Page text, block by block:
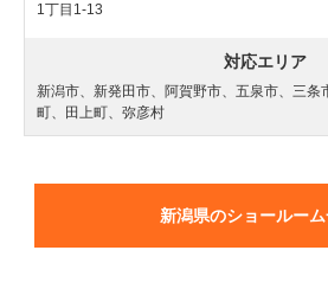
1丁目1-13
対応エリア
新潟市、新発田市、阿賀野市、五泉市、三条
町、田上町、弥彦村
新潟県のショールー